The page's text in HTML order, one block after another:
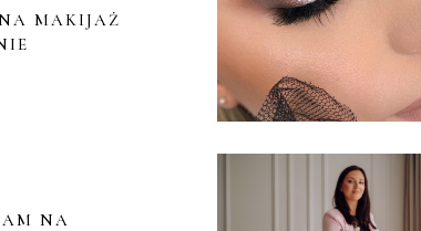
MAKIJAŻ
NA